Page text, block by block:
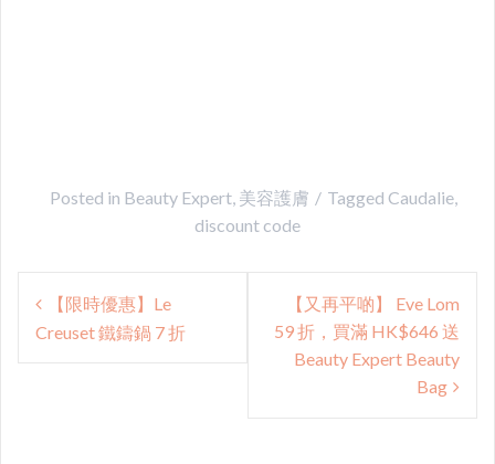
Posted in Beauty Expert, 美容護膚 Tagged Caudalie,
discount code
Post
navigation
【限時優惠】Le
Creuset 鐵鑄鍋 7 折
【又再平啲】 Eve Lom
59 折，​買滿 HK$646 送
Beauty Expert Beauty
Bag